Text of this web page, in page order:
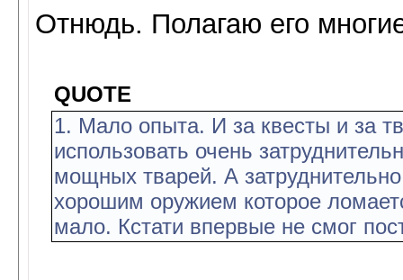
Отнюдь. Полагаю его
QUOTE
1. Мало опыта. И за квесты и за
использовать очень
мощных тварей. А
хорошим оружием которое
мало. Кстати впервые не смог